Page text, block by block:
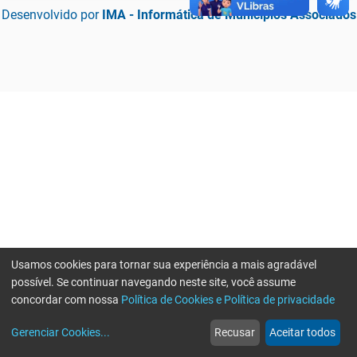
Desenvolvido por IMA - Informática de Municípios Associados
web
Notícias
more_horiz
Mais
Usamos cookies para tornar sua experiência a mais agradável
possível. Se continuar navegando neste site, você assume
concordar com nossa Política de Cookies e Política de privacidade
Gerenciar Cookies... Recusar Aceitar todos
Erro ao enviar informações, por favor tente novamente